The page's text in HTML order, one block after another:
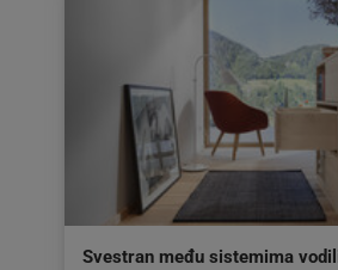
Svestran među sistemima